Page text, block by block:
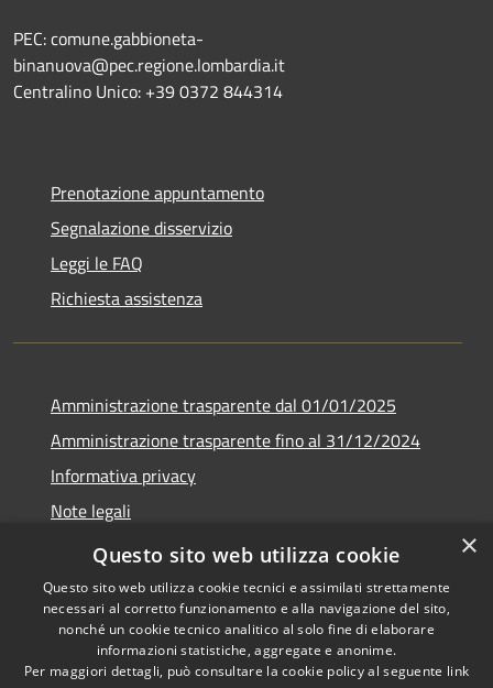
PEC: comune.gabbioneta-
binanuova@pec.regione.lombardia.it
Centralino Unico: +39 0372 844314
Prenotazione appuntamento
Segnalazione disservizio
Leggi le FAQ
Richiesta assistenza
Amministrazione trasparente dal 01/01/2025
Amministrazione trasparente fino al 31/12/2024
Informativa privacy
Note legali
Dichiarazione di accessibilità
Copyright © 2026 • Comune di
Gabbioneta-Binanuova •
×
Questo sito web utilizza cookie
Questo sito web utilizza cookie tecnici e assimilati strettamente
necessari al corretto funzionamento e alla navigazione del sito,
nonché un cookie tecnico analitico al solo fine di elaborare
informazioni statistiche, aggregate e anonime.
Per maggiori dettagli, può consultare la cookie policy al seguente link